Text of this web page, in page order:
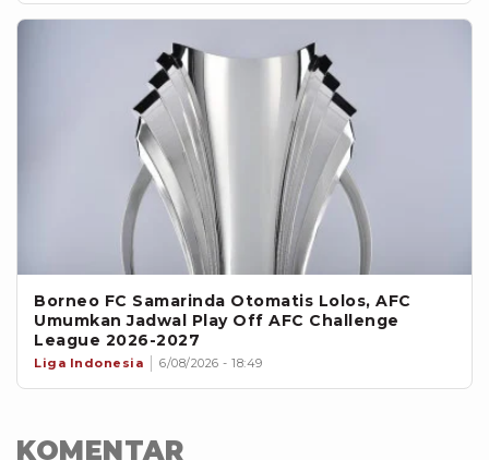
Borneo FC Samarinda Otomatis Lolos, AFC
Umumkan Jadwal Play Off AFC Challenge
League 2026-2027
Liga Indonesia 6/08/2026 - 18:49
KOMENTAR